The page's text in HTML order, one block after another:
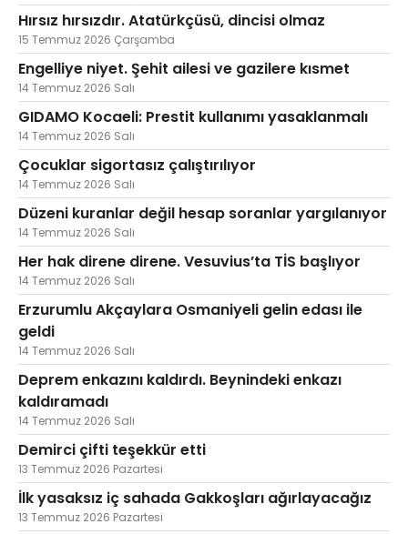
Hırsız hırsızdır. Atatürkçüsü, dincisi olmaz
15 Temmuz 2026 Çarşamba
Engelliye niyet. Şehit ailesi ve gazilere kısmet
14 Temmuz 2026 Salı
GIDAMO Kocaeli: Prestit kullanımı yasaklanmalı
14 Temmuz 2026 Salı
Çocuklar sigortasız çalıştırılıyor
14 Temmuz 2026 Salı
Düzeni kuranlar değil hesap soranlar yargılanıyor
14 Temmuz 2026 Salı
Her hak direne direne. Vesuvius’ta TİS başlıyor
14 Temmuz 2026 Salı
Erzurumlu Akçaylara Osmaniyeli gelin edası ile
geldi
14 Temmuz 2026 Salı
Deprem enkazını kaldırdı. Beynindeki enkazı
kaldıramadı
14 Temmuz 2026 Salı
Demirci çifti teşekkür etti
13 Temmuz 2026 Pazartesi
İlk yasaksız iç sahada Gakkoşları ağırlayacağız
13 Temmuz 2026 Pazartesi